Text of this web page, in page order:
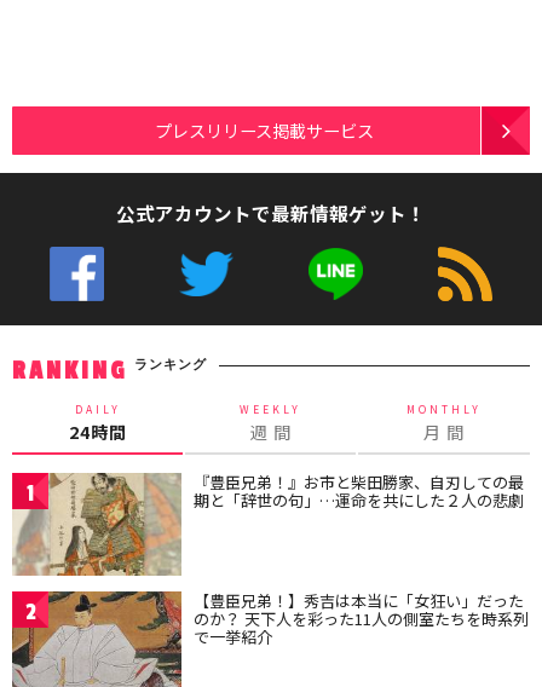
プレスリリース掲載サービス
公式アカウントで最新情報ゲット！
RANKING ランキング
DAILY
24時間
WEEKLY
週 間
MONTHLY
月 間
1 『豊臣兄弟！』お市と柴田勝家、自刃しての最
期と「辞世の句」…運命を共にした２人の悲劇
2 【豊臣兄弟！】秀吉は本当に「女狂い」だった
のか？ 天下人を彩った11人の側室たちを時系列
で一挙紹介